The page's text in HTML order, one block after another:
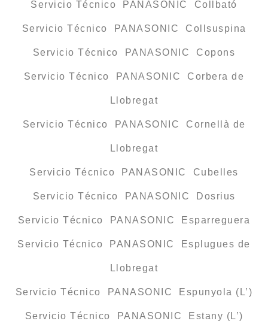
Servicio Técnico PANASONIC Collbató
Servicio Técnico PANASONIC Collsuspina
Servicio Técnico PANASONIC Copons
Servicio Técnico PANASONIC Corbera de
Llobregat
Servicio Técnico PANASONIC Cornellà de
Llobregat
Servicio Técnico PANASONIC Cubelles
Servicio Técnico PANASONIC Dosrius
Servicio Técnico PANASONIC Esparreguera
Servicio Técnico PANASONIC Esplugues de
Llobregat
Servicio Técnico PANASONIC Espunyola (L’)
Servicio Técnico PANASONIC Estany (L’)